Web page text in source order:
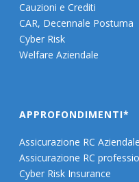
Cauzioni e Crediti
CAR, Decennale Postuma
Cyber Risk
Welfare Aziendale
APPROFONDIMENTI*
Assicurazione RC Aziendale
Assicurazione RC
Cyber Risk Insurance